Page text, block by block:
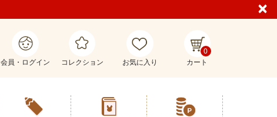
会員・ログイン コレクション お気に入り
0
カート